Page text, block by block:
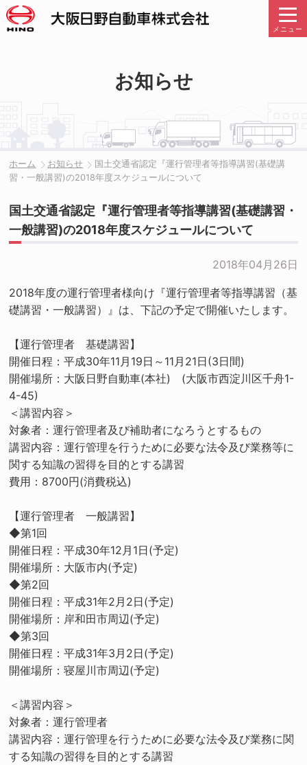
メニュー
お知らせ
ホーム お知らせ
国土交通省認定『運行管理者等指導講習(基礎講
習・一般講習)の2018年度スケジュールについて
国土交通省認定『運行管理者等指導講習(基礎講習・
一般講習)の2018年度スケジュールについて
2018年04月26日
2018年度の運行管理者様向け『運行管理者等指導講習（基
礎講習・一般講習）』は、下記の予定で開催いたします。
【運行管理者 基礎講習】
開催日程：平成30年11月19日～11月21日(3日間)
開催場所：大阪日野自動車(本社) (大阪市西淀川区千舟1-
4-45)
＜講習内容＞
対象者：運行管理者及び補助者になろうとするもの
講習内容：運行管理を行うために必要な法令及び業務等に
関する知識の習得を目的とする講習
費用：8700円(消費税込)
【運行管理者 一般講習】
◆第1回
開催日程：平成30年12月1日(予定)
開催場所：大阪市内(予定)
◆第2回
開催日程：平成31年2月2日(予定)
開催場所：岸和田市周辺(予定)
◆第3回
開催日程：平成31年3月2日(予定)
開催場所：寝屋川市周辺(予定)
＜講習内容＞
対象者：運行管理者
講習内容：運行管理を行うために必要な法令及び業務に関
する知識の習得を目的とする講習